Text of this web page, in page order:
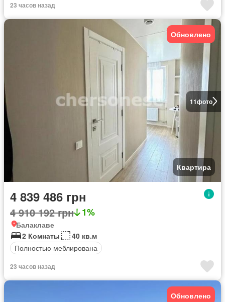
23 часов назад
11фото
Обновлено
Квартира
4 839 486 грн
4 910 192 грн 1%
Балаклаве
2 Комнаты
40 кв.м
Полностью меблирована
23 часов назад
Обновлено